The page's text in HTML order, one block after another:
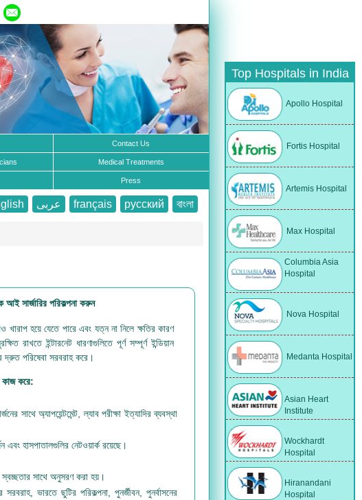
Top Hospitals in India
Apollo Hospital
Fortis Hospital
Artemis Hospital
Max Hospital
Columbia Asia
Hospital
Nova Hospital
Medanta Hospital
Asian Heart
Institute
Wockhardt
Hospital
Hiranandani
Hospital
Contact Us
Medical Treatments
Press
عربى français русский বাংলা
আই সার্জারির পরিকল্পনা করুন
হয়ে যেতে পারে এবং যত্ন না নিলে ক্ষতির কারণ
ইন্টারনেট ধারণাগুলিতে পূর্ণ সম্পূর্ণ ইন্ডিয়ান
দ্রুত পরিষেবা সরবরাহ করে।
কাজ করে:
সাথে অ্যাপয়েন্টমেন্ট, ল্যাব পরীক্ষা ইত্যাদির ব্যবস্থা
এবং হাসপাতালগুলির নেটওয়ার্ক রয়েছে।
স্বচ্ছতার সাথে অনুসরণ করা হয়।
ভারতে ছুটির পরিকল্পনা, পুনর্জীবন, পুনর্বাসনের